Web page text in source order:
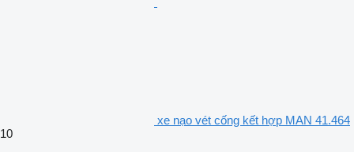
xe nạo vét cống kết hợp MAN 41.464
10